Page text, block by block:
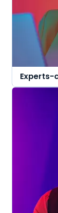
Experts-
Des
pensées
Une offre
vos